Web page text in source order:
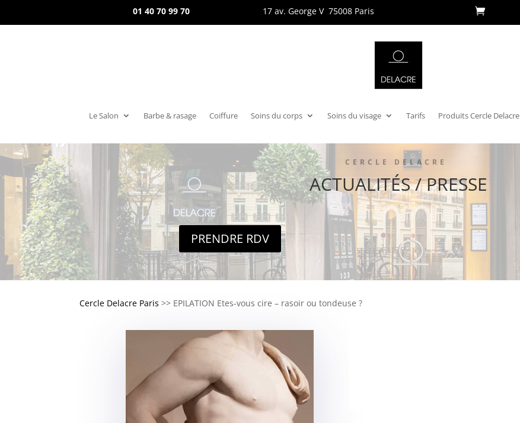
01 40 70 99 70 17 av. George V 75008 Paris
Le Salon Barbe & rasage Coiffure Soins du corps Soins du visage Tarifs Produits Cercle Delacre
CERCLE DELACRE
ACTUALITÉS / PRESSE
PRENDRE RDV
Cercle Delacre Paris >> EPILATION Etes-vous cire – rasoir ou tondeuse ?